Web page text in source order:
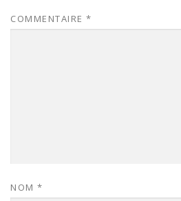
COMMENTAIRE *
NOM *